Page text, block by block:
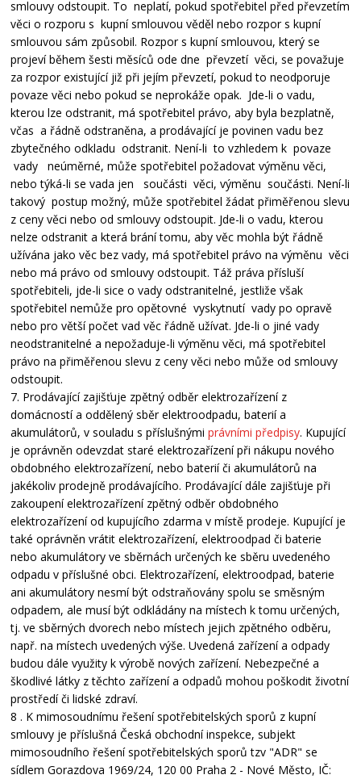
smlouvy odstoupit. To neplatí, pokud spotřebitel před převzetím
věci o rozporu s kupní smlouvou věděl nebo rozpor s kupní
smlouvou sám způsobil. Rozpor s kupní smlouvou, který se
projeví během šesti měsíců ode dne převzetí věci, se považuje
za rozpor existující již při jejím převzetí, pokud to neodporuje
povaze věci nebo pokud se neprokáže opak. Jde-li o vadu,
kterou lze odstranit, má spotřebitel právo, aby byla bezplatně,
včas a řádně odstraněna, a prodávající je povinen vadu bez
zbytečného odkladu odstranit. Není-li to vzhledem k povaze
vady neúměrné, může spotřebitel požadovat výměnu věci,
nebo týká-li se vada jen součásti věci, výměnu součásti. Není-li
takový postup možný, může spotřebitel žádat přiměřenou slevu
z ceny věci nebo od smlouvy odstoupit. Jde-li o vadu, kterou
nelze odstranit a která brání tomu, aby věc mohla být řádně
užívána jako věc bez vady, má spotřebitel právo na výměnu věci
nebo má právo od smlouvy odstoupit. Táž práva přísluší
spotřebiteli, jde-li sice o vady odstranitelné, jestliže však
spotřebitel nemůže pro opětovné vyskytnutí vady po opravě
nebo pro větší počet vad věc řádně užívat. Jde-li o jiné vady
neodstranitelné a nepožaduje-li výměnu věci, má spotřebitel
právo na přiměřenou slevu z ceny věci nebo může od smlouvy
odstoupit.
7. Prodávající zajišťuje zpětný odběr elektrozařízení z
domácností a oddělený sběr elektroodpadu, baterií a
akumulátorů, v souladu s příslušnýmiprávními předpisy. Kupující
je oprávněn odevzdat staré elektrozařízení při nákupu nového
obdobného elektrozařízení, nebo baterií či akumulátorů na
jakékoliv prodejně prodávajícího. Prodávající dále zajišťuje při
zakoupení elektrozařízení zpětný odběr obdobného
elektrozařízení od kupujícího zdarma v místě prodeje. Kupující je
také oprávněn vrátit elektrozařízení, elektroodpad či baterie
nebo akumulátory ve sběrnách určených ke sběru uvedeného
odpadu v příslušné obci. Elektrozařízení, elektroodpad, baterie
ani akumulátory nesmí být odstraňovány spolu se směsným
odpadem, ale musí být odkládány na místech k tomu určených,
tj. ve sběrných dvorech nebo místech jejich zpětného odběru,
např. na místech uvedených výše. Uvedená zařízení a odpady
budou dále využity k výrobě nových zařízení. Nebezpečné a
škodlivé látky z těchto zařízení a odpadů mohou poškodit životní
prostředí či lidské zdraví.
8 . K mimosoudnímu řešení spotřebitelských sporů z kupní
smlouvy je příslušná Česká obchodní inspekce, subjekt
mimosoudního řešení spotřebitelských sporů tzv "ADR" se
sídlem Gorazdova 1969/24, 120 00 Praha 2 - Nové Město, IČ: